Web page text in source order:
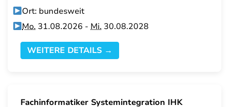
Ort: bundesweit
Mo. 31.08.2026 -Mi. 30.08.2028
WEITERE DETAILS →
Fachinformatiker Systemintegration IHK